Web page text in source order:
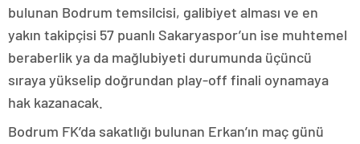
bulunan Bodrum temsilcisi, galibiyet alması ve en
yakın takipçisi 57 puanlı Sakaryaspor’un ise muhtemel
beraberlik ya da mağlubiyeti durumunda üçüncü
sıraya yükselip doğrundan play-off finali oynamaya
hak kazanacak.
Bodrum FK’da sakatlığı bulunan Erkan’ın maç günü